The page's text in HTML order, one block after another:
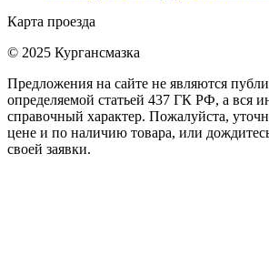
Карта проезда
© 2025 Кургансмазка
Предложения на сайте не являются
определяемой статьей 437 ГК РФ, а вся
справочный характер. Пожалуйста,
цене и по наличию товара, или
своей заявки.